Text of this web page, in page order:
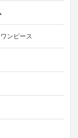
ンピース